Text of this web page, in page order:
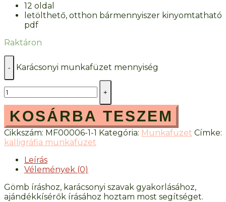
12 oldal
letölthető, otthon bármennyiszer kinyomtatható
pdf
Raktáron
- Karácsonyi munkafüzet mennyiség
+
KOSÁRBA TESZEM
Cikkszám: MF00006-1-1 Kategória: Munkafüzet Címke:
kalligráfia munkafüzet
Leírás
Vélemények (0)
Gömb íráshoz, karácsonyi szavak gyakorlásához,
ajándékkísérők írásához hoztam most segítséget.